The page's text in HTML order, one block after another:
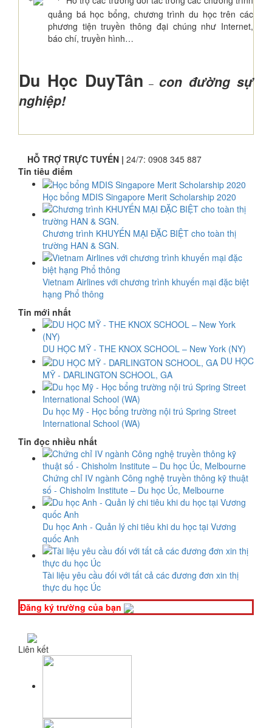
quảng bá học bổng, chương trình du học trên các
phương tiện truyền thông đại chúng như Internet,
báo chí, truyền hình…
Du Học DuyTân – con đường sự
nghiệp!
HỖ TRỢ TRỰC TUYẾN | 24/7: 0908 345 887
Tin tiêu điểm
Học bổng MDIS Singapore Merit Scholarship 2020
Chương trình KHUYẾN MẠI ĐẶC BIỆT cho toàn thị
trường HAN & SGN.
Vietnam Airlines với chương trình khuyến mại đặc biệt
hạng Phổ thông
Tin mới nhất
DU HỌC MỸ - THE KNOX SCHOOL – New York (NY)
DU HỌC
MỸ - DARLINGTON SCHOOL, GA
Du học Mỹ - Học bổng trường nội trú Spring Street
International School (WA)
Tin đọc nhiều nhất
Chứng chỉ IV ngành Công nghệ truyền thông kỹ thuật
số - Chisholm Institute – Du học Úc, Melbourne
Du học Anh - Quản lý chi tiêu khi du học tại Vương
quốc Anh
Tài liệu yêu cầu đối với tất cả các đương đơn xin thị
thực du học Úc
Đăng ký trường của bạn
Liên kết